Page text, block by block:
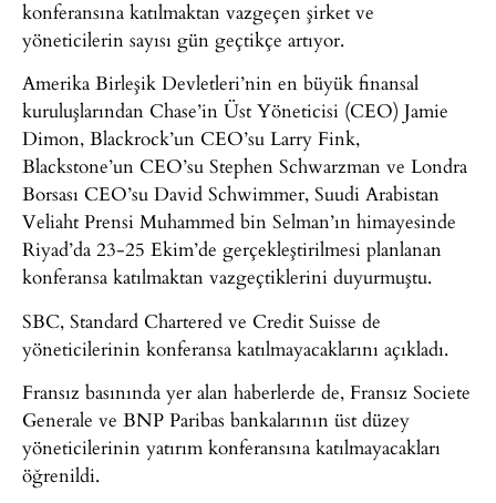
konferansına katılmaktan vazgeçen şirket ve
yöneticilerin sayısı gün geçtikçe artıyor.
Amerika Birleşik Devletleri’nin en büyük finansal
kuruluşlarından Chase’in Üst Yöneticisi (CEO) Jamie
Dimon, Blackrock’un CEO’su Larry Fink,
Blackstone’un CEO’su Stephen Schwarzman ve Londra
Borsası CEO’su David Schwimmer, Suudi Arabistan
Veliaht Prensi Muhammed bin Selman’ın himayesinde
Riyad’da 23-25 Ekim’de gerçekleştirilmesi planlanan
konferansa katılmaktan vazgeçtiklerini duyurmuştu.
SBC, Standard Chartered ve Credit Suisse de
yöneticilerinin konferansa katılmayacaklarını açıkladı.
Fransız basınında yer alan haberlerde de, Fransız Societe
Generale ve BNP Paribas bankalarının üst düzey
yöneticilerinin yatırım konferansına katılmayacakları
öğrenildi.